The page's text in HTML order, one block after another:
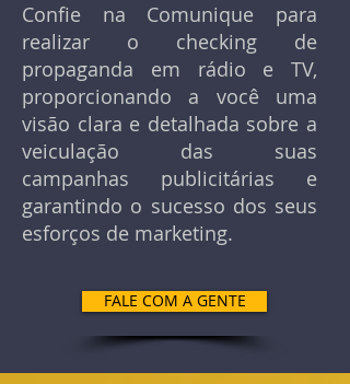
Confie na Comunique para
realizar o checking de
propaganda em rádio e TV,
proporcionando a você uma
visão clara e detalhada sobre a
veiculação das suas
campanhas publicitárias e
garantindo o sucesso dos seus
esforços de marketing.
FALE COM A GENTE